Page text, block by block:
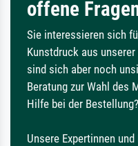
offene
Sie interessieren sich
Kunstdruck aus
sind sich aber noch
Beratung zur Wahl des
Hilfe bei der Bestellung?
Unsere Expertinnen